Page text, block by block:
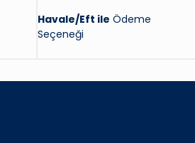
Havale/Eft ile Ödeme
Seçeneği